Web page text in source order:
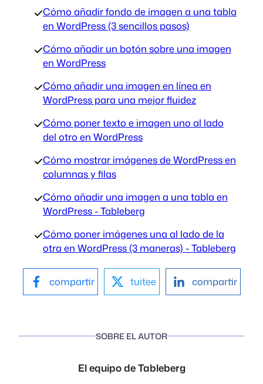
Cómo añadir fondo de imagen a una tabla
en WordPress (3 sencillos pasos)
Cómo añadir un botón sobre una imagen
en WordPress
Cómo añadir una imagen en línea en
WordPress para una mejor fluidez
Cómo poner texto e imagen uno al lado
del otro en WordPress
Cómo mostrar imágenes de WordPress en
columnas y filas
Cómo añadir una imagen a una tabla en
WordPress - Tableberg
Cómo poner imágenes una al lado de la
otra en WordPress (3 maneras) - Tableberg
compartir tuitee compartir
SOBRE EL AUTOR
El equipo de Tableberg